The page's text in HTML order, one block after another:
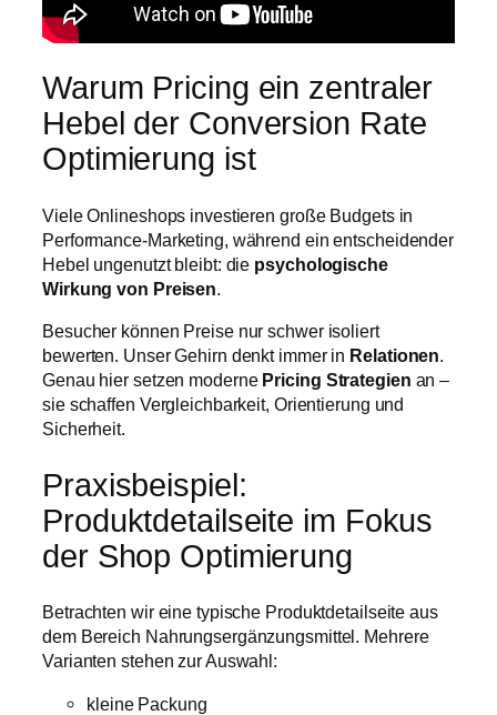
Warum Pricing ein zentraler
Hebel der Conversion Rate
Optimierung ist
Viele Onlineshops investieren große Budgets in
Performance-Marketing, während ein entscheidender
Hebel ungenutzt bleibt: die psychologische
Wirkung von Preisen.
Besucher können Preise nur schwer isoliert
bewerten. Unser Gehirn denkt immer in Relationen.
Genau hier setzen moderne Pricing Strategien an –
sie schaffen Vergleichbarkeit, Orientierung und
Sicherheit.
Praxisbeispiel:
Produktdetailseite im Fokus
der Shop Optimierung
Betrachten wir eine typische Produktdetailseite aus
dem Bereich Nahrungsergänzungsmittel. Mehrere
Varianten stehen zur Auswahl:
kleine Packung